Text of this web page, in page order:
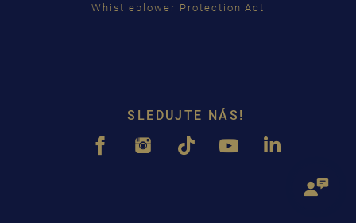
Whistleblower Protection Act
SLEDUJTE NÁS!